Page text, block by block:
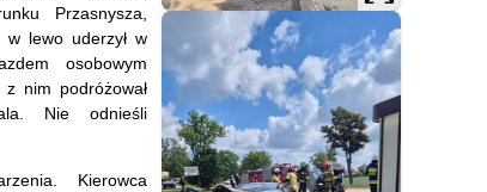
Przasnysza,
w lewo uderzył w
osobowym
nim podróżował
Nie odnieśli
Kierowca